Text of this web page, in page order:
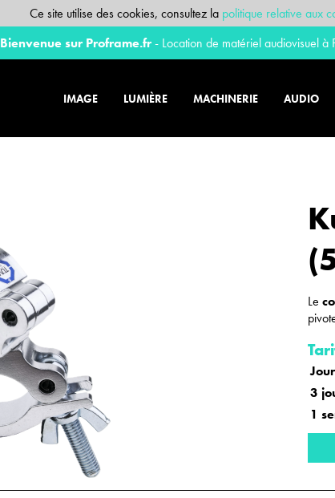
Ce site utilise des cookies, consultez la politique relative aux
Bienvenue sur Proframe.fr- Location de matériel audiovisuel à
IMAGE LUMIÈRE MACHINERIE AUDIO
Le
3
1